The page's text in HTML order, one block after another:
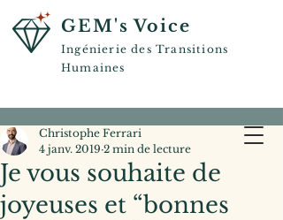
GEM's Voice
Ingénierie des Transitions
Humaines
Je vous souhaite de
joyeuses et “bonnes
Christophe Ferrari
4 janv. 2019 2 min de lecture